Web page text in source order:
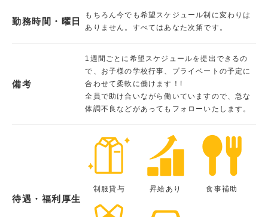
勤務時間・曜日
もちろん今でも希望スケジュール制に変わりは
ありません。すべてはあなた次第です。
備考
1週間ごとに希望スケジュールを提出できるの
で、お子様の学校行事、プライベートの予定に
合わせて柔軟に働けます！!
全員で助け合いながら働いていますので、急な
体調不良などがあってもフォローいたします。
待遇・福利厚生
制服貸与 昇給あり 食事補助